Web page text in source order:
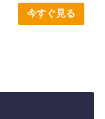
今すぐ見る